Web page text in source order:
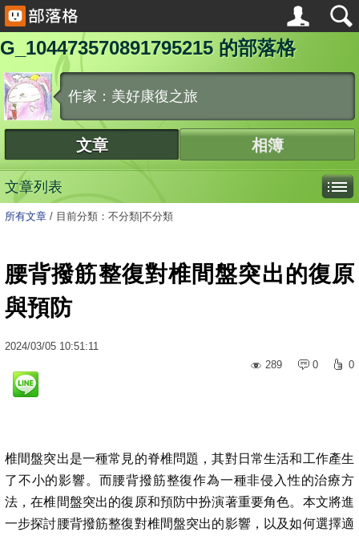
G_104473570891795215 的部落格
作家：美好康復之旅
文章 相簿
文章列表
所有文章 / 目前分類：不分類|不分類
腰背撥筋整復對椎間盤突出的復原
與預防
2024/03/05 10:51:11
289
0 0
椎間盤突出是一種常見的脊椎問題，其對日常生活和工作產生
了不小的影響。而腰背撥筋整復作為一種非侵入性的治療方
法，在椎間盤突出的復原和預防中扮演著重要角色。本文將進
一步探討腰背撥筋整復對椎間盤突出的影響，以及如何選擇適